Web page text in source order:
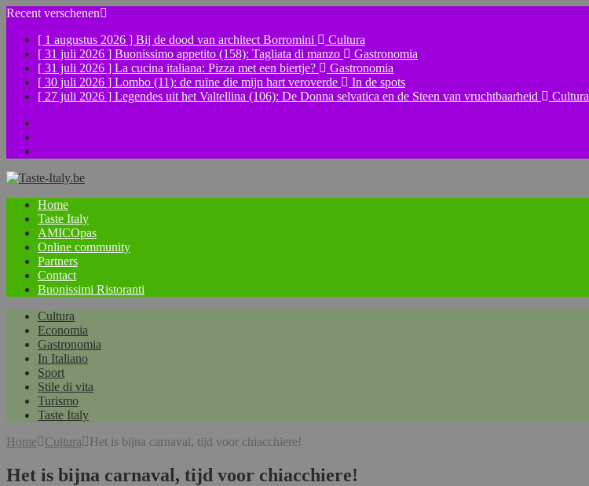
Recent verschenen
[ 1 augustus 2026 ] Bij de dood van architect Borromini
Cultura
[ 31 juli 2026 ] Buonissimo appetito (158): Tagliata di manzo
Gastronomia
[ 31 juli 2026 ] La cucina italiana: Pizza met een biertje?
Gastronomia
[ 30 juli 2026 ] Lombo (11): de ruïne die mijn hart veroverde
In de spots
[ 27 juli 2026 ] Legendes uit het Valtellina (106): De Donna selvatica en de Steen van vruchtbaarheid
Cultura
Home
Taste Italy
AMICOpas
Online community
Partners
Contact
Buonissimi Ristoranti
Cultura
Economia
Gastronomia
In Italiano
Sport
Stile di vita
Turismo
Taste Italy
Home
Cultura Het is bijna carnaval, tijd voor chiacchiere!
Het is bijna carnaval, tijd voor chiacchiere!